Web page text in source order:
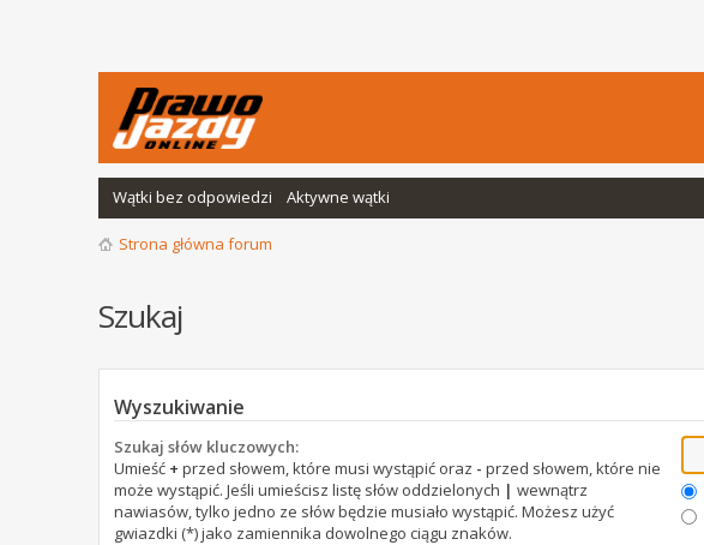
Wątki bez odpowiedzi Aktywne wątki
Strona główna forum
Szukaj
Wyszukiwanie
Szukaj słów kluczowych:
Umieść + przed słowem, które musi wystąpić oraz - przed słowem, które nie
może wystąpić. Jeśli umieścisz listę słów oddzielonych | wewnątrz
nawiasów, tylko jedno ze słów będzie musiało wystąpić. Możesz użyć
gwiazdki (*) jako zamiennika dowolnego ciągu znaków.